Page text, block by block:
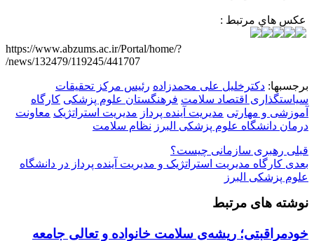
عكس هاي مرتبط :
https://www.abzums.ac.ir/Portal/home/?
news/132479/119245/441707/
برجسبها: دکترخلیل علی محمدزاده رئیس مرکز تحقیقات
سیاستگذاری اقتصاد سلامت فرهنگستان علوم پزشکی کارگاه
آموزشی و مهارتی مدیریت آینده پرداز مدیریت استراتژیک معاونت
درمان دانشگاه علوم پزشکی البرز نظام سلامت
قبلی رهبری سازمانی چیست؟
بعدی کارگاه مدیریت استراتژیک و مدیریت آینده پرداز در دانشگاه
علوم پزشکی البرز
نوشته های مرتبط
خودمراقبتی؛ ریشه‌ی سلامت خانواده و تعالی جامعه